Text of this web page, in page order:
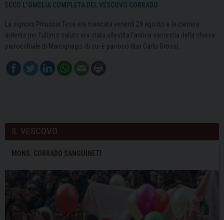
ECCO L’OMELIA COMPLETA DEL VESCOVO CORRADO
La signora Pinuccia Tesa era mancata venerdì 29 agosto e la camera
ardente per l’ultimo saluto era stata allestita l’antica sacrestia della chiesa
parrocchiale di Marcignago, di cui è parroco don Carlo Grossi.
IL VESCOVO
MONS. CORRADO SANGUINETI